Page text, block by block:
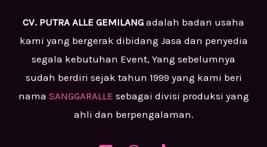
CV. PUTRA ALLE GEMILANG adalah badan usaha
kami yang bergerak dibidang Jasa dan penyedia
segala kebutuhan Event, Yang sebelumnya
sudah berdiri sejak tahun 1999 yang kami beri
nama SANGGARALLE sebagai divisi produksi yang
ahli dan berpengalaman.